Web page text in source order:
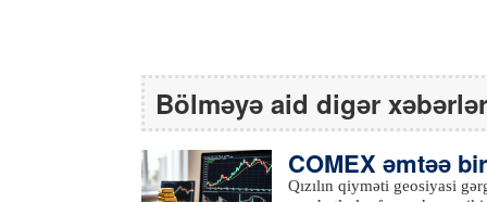
Bölməyə aid digər xəbərlər
COMEX əmtəə
məti 4114 dollara
Qızılın qiyməti geosiyasi